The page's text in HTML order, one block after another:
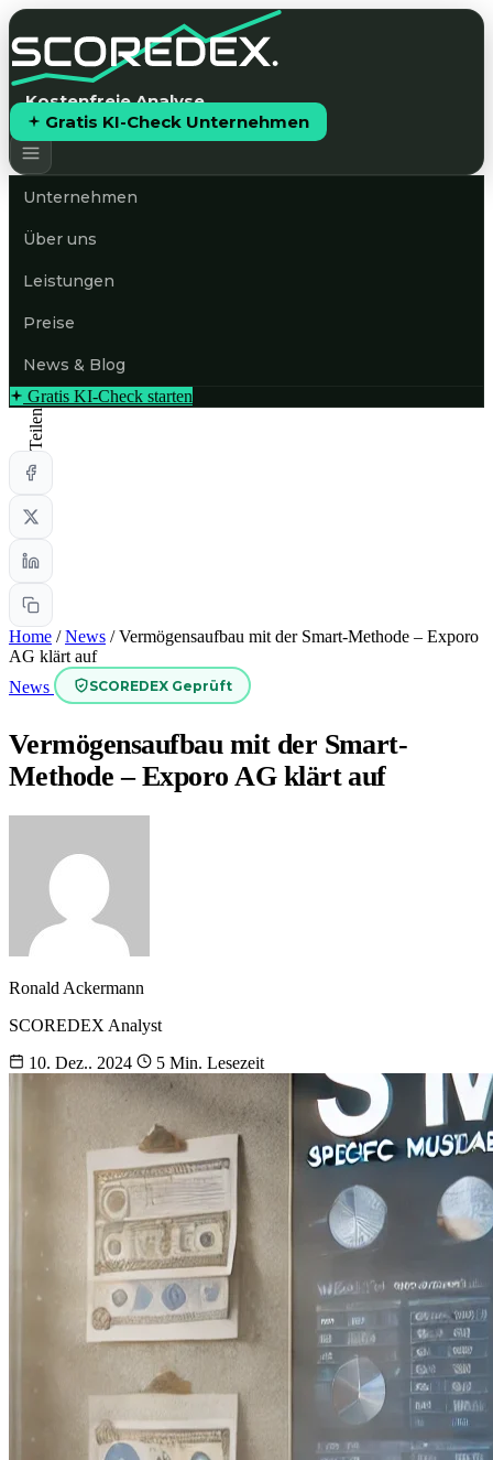
Kostenfreie Analyse
Gratis KI-Check Unternehmen
Unternehmen
Über uns
Leistungen
Preise
News & Blog
Gratis KI-Check starten
Teilen
Home / News / Vermögensaufbau mit der Smart-Methode – Exporo
AG klärt auf
News
SCOREDEX Geprüft
Vermögensaufbau mit der Smart-
Methode – Exporo AG klärt auf
Ronald Ackermann
SCOREDEX Analyst
10. Dez.. 2024
5 Min. Lesezeit